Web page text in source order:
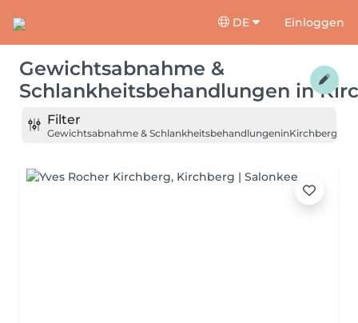
DE Einloggen
Gewichtsabnahme &
Schlankheitsbehandlungen in
Filter
Gewichtsabnahme & SchlankheitsbehandlungeninKirchberg